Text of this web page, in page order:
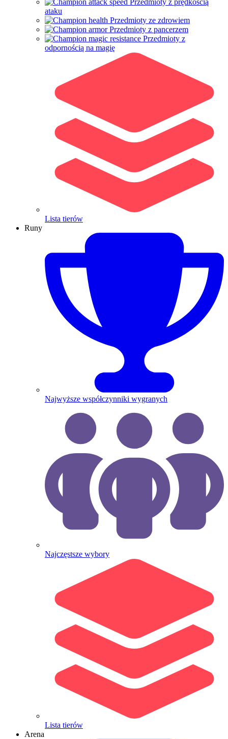
Przedmioty z prędkością
ataku
Przedmioty ze zdrowiem
Przedmioty z pancerzem
Przedmioty z
odpornością na magię
Lista tierów
Runy
Najwyższe współczynniki wygranych
Najczęstsze wybory
Lista tierów
Arena